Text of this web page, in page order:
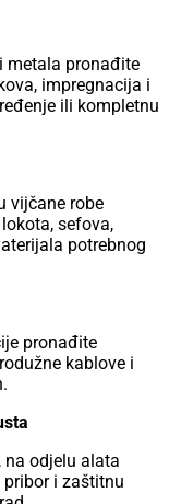
metala pronađite
impregnacija i
ili kompletnu
vijčane robe
sefova,
potrebnog
pronađite
kablove i
na odjelu alata
pribor i zaštitnu